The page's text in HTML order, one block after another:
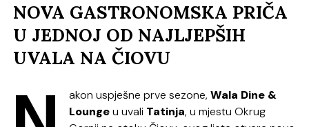
NOVA GASTRONOMSKA PRIČA
U JEDNOJ OD NAJLJEPŠIH
UVALA NA ČIOVU
akon uspješne prve sezone, Wala Dine &
Loungeu uvali Tatinja, u mjestu Okrug